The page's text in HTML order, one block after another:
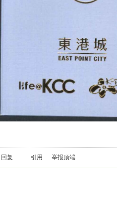
回复 引用 举报顶端